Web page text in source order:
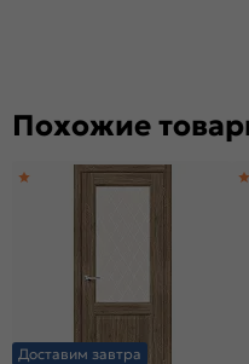
Похожие
Доставим завтра